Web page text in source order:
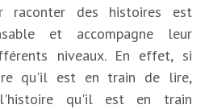
raconter des histoires est
et accompagne leur
niveaux. En effet, si
qu'il est en train de lire,
l'histoire qu'il est en train